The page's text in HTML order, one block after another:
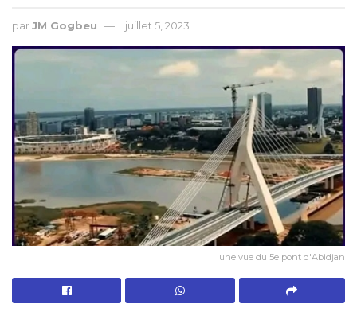
parJM Gogbeu juillet 5, 2023
une vue du 5e pont d'Abidjan